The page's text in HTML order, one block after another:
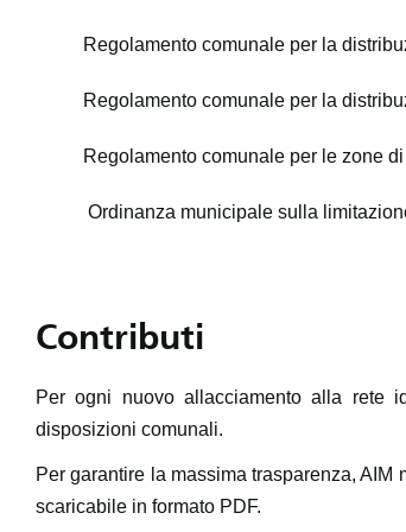
Regolamento comunale per la
Regolamento comunale per la
Regolamento comunale per le zone
Ordinanza municipale sulla
Contributi
Per ogni nuovo allacciamento alla rete
disposizioni comunali.
Per garantire la massima trasparenza,
scaricabile in formato PDF.